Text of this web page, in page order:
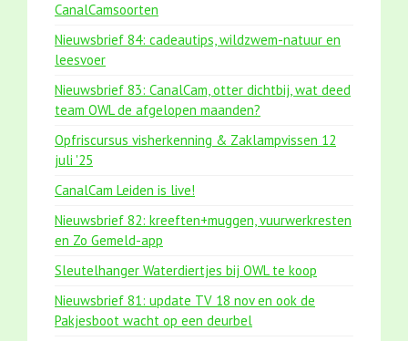
CanalCamsoorten
Nieuwsbrief 84: cadeautips, wildzwem-natuur en
leesvoer
Nieuwsbrief 83: CanalCam, otter dichtbij, wat deed
team OWL de afgelopen maanden?
Opfriscursus visherkenning & Zaklampvissen 12
juli '25
CanalCam Leiden is live!
Nieuwsbrief 82: kreeften+muggen, vuurwerkresten
en Zo Gemeld-app
Sleutelhanger Waterdiertjes bij OWL te koop
Nieuwsbrief 81: update TV 18 nov en ook de
Pakjesboot wacht op een deurbel